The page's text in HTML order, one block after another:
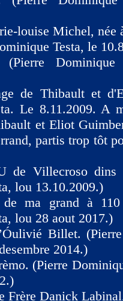
louise Michel, née
Testa, le
(Pierre
de Thibault et
Le 8.11.2009. A
et Eliot
partis trop tôt
de Villecroso dins
lou 13.10.2009.)
de ma grand à
lou 28 aout 2017.)
Billet.
2014.)
(Pierre
Frère Danick